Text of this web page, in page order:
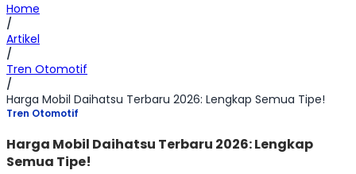
Home
/
Artikel
/
Tren Otomotif
/
Harga Mobil Daihatsu Terbaru 2026: Lengkap Semua Tipe!
Tren Otomotif
Harga Mobil Daihatsu Terbaru 2026: Lengkap
Semua Tipe!